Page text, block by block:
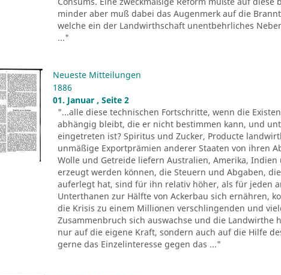
minder aber muß dabei das Augenmerk auf die
welche ein der Landwirthschaft unentbehrliches
..."
Neueste Mitteilungen
1886
01. Januar , Seite 2
"...alle diese technischen Fortschritte, wenn die
abhängig bleibt, die er nicht bestimmen kann, und
eingetreten ist? Spiritus und Zucker, Producte
unmäßige Exportprämien anderer Staaten von ihren
Wolle und Getreide liefern Australien, Amerika,
erzeugt werden können, die Steuern und Abgaben,
auferlegt hat, sind für ihn relativ höher, als für jeden
Unterthanen zur Hälfte von Ackerbau sich ernähren,
die Krisis zu einem Millionen verschlingenden und
Zusammenbruch sich auswachse und die Landwirthe
nur auf die eigene Kraft, sondern auch auf die Hilfe
gerne das Einzelinteresse gegen das ..."